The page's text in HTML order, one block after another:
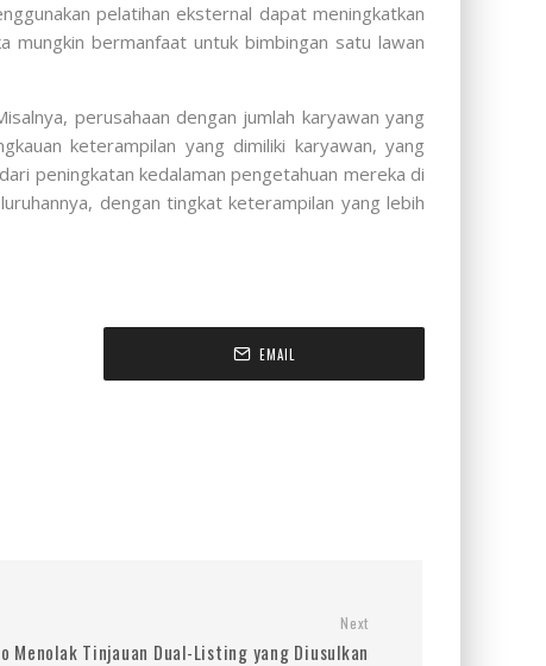
pelatihan eksternal dapat meningkatkan
mungkin bermanfaat untuk bimbingan satu lawan
perusahaan dengan jumlah karyawan yang
keterampilan yang dimiliki karyawan, yang
peningkatan kedalaman pengetahuan mereka di
dengan tingkat keterampilan yang lebih
EMAIL
Next
Menolak Tinjauan Dual-Listing yang Diusulkan